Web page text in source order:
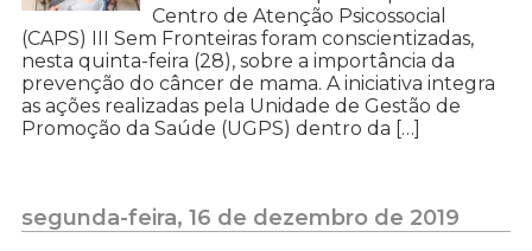
Centro de Atenção Psicossocial
(CAPS) III Sem Fronteiras foram conscientizadas,
nesta quinta-feira (28), sobre a importância da
prevenção do câncer de mama. A iniciativa integra
as ações realizadas pela Unidade de Gestão de
Promoção da Saúde (UGPS) dentro da […]
segunda-feira, 16 de dezembro de 2019